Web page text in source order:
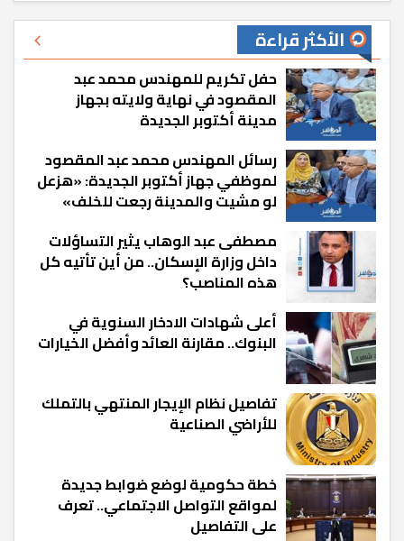
الأكثر قراءة
حفل تكريم للمهندس محمد عبد
المقصود في نهاية ولايته بجهاز
مدينة أكتوبر الجديدة
رسائل المهندس محمد عبد المقصود
لموظفي جهاز أكتوبر الجديدة: «هزعل
لو مشيت والمدينة رجعت للخلف»
مصطفى عبد الوهاب يثير التساؤلات
داخل وزارة الإسكان.. من أين تأتيه كل
هذه المناصب؟
أعلى شهادات الادخار السنوية في
البنوك.. مقارنة العائد وأفضل الخيارات
تفاصيل نظام الإيجار المنتهي بالتملك
للأراضي الصناعية
خطة حكومية لوضع ضوابط جديدة
لمواقع التواصل الاجتماعي.. تعرف
على التفاصيل